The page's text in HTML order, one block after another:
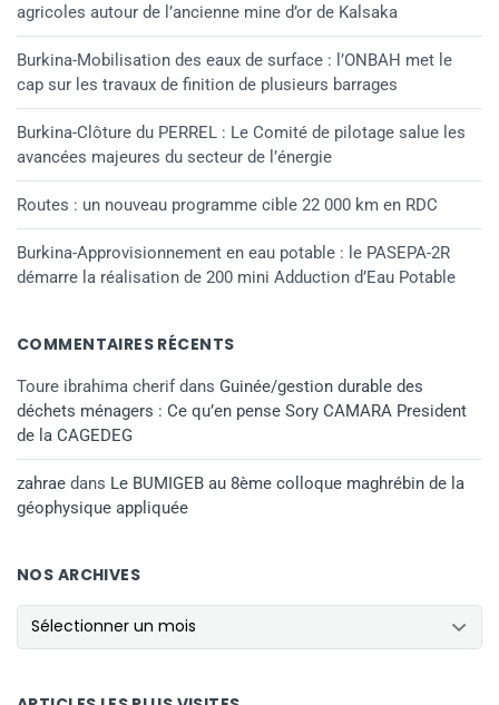
agricoles autour de l’ancienne mine d’or de Kalsaka
Burkina-Mobilisation des eaux de surface : l’ONBAH met le
cap sur les travaux de finition de plusieurs barrages
Burkina-Clôture du PERREL : Le Comité de pilotage salue les
avancées majeures du secteur de l’énergie
Routes : un nouveau programme cible 22 000 km en RDC
Burkina-Approvisionnement en eau potable : le PASEPA-2R
démarre la réalisation de 200 mini Adduction d’Eau Potable
COMMENTAIRES RÉCENTS
Toure ibrahima cherifdans Guinée/gestion durable des
déchets ménagers : Ce qu’en pense Sory CAMARA President
de la CAGEDEG
zahrae dans Le BUMIGEB au 8ème colloque maghrébin de la
géophysique appliquée
NOS ARCHIVES
NOS ARCHIVES